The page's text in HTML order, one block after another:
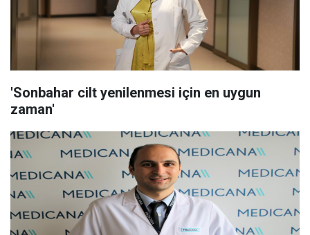
'Sonbahar cilt yenilenmesi için en uygun
zaman'